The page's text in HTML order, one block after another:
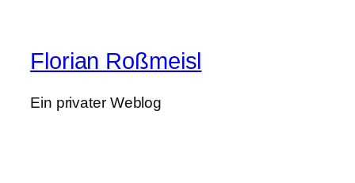
Florian Roßmeisl
Ein privater Weblog